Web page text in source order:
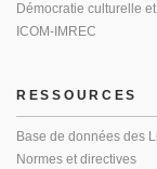
Démocratie culturelle
ICOM-IMREC
RESSOURCES
Base de données des
Normes et directives